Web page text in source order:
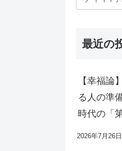
最近の
【幸福論
る人の準
時代の「
2026年7月26日